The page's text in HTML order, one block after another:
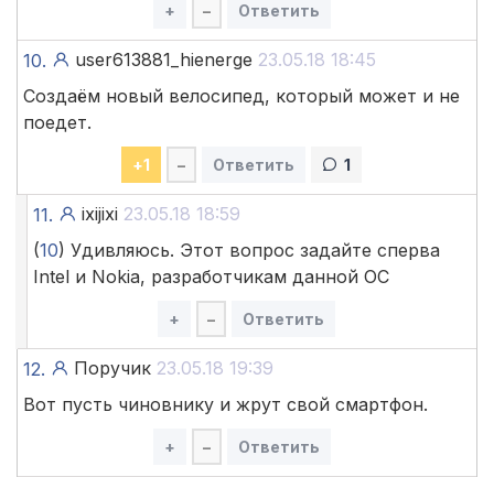
+ – Ответить
10. user613881_hienerge 23.05.18 18:45
Создаём новый велосипед, который может и не
поедет.
+1 – Ответить 1
11. ixijixi 23.05.18 18:59
(10) Удивляюсь. Этот вопрос задайте сперва
Intel и Nokia, разработчикам данной ОС
+ – Ответить
12. Поручик 23.05.18 19:39
Вот пусть чиновнику и жрут свой смартфон.
+ – Ответить